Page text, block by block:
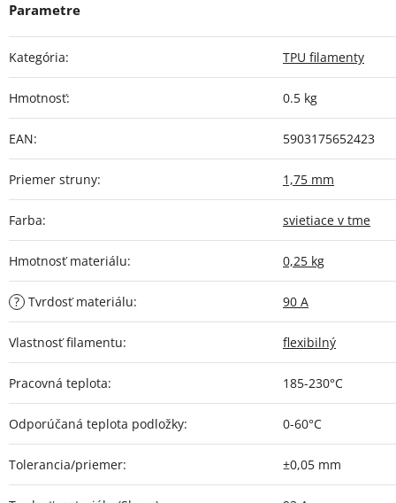
Kategória: TPU filamenty
Hmotnosť: 0.5 kg
EAN: 5903175652423
Priemer struny: 1,75 mm
Farba: svietiace v tme
Hmotnosť materiálu: 0,25 kg
? Tvrdosť materiálu: 90 A
Vlastnosť filamentu: flexibilný
Pracovná teplota: 185-230°C
Odporúčaná teplota podložky: 0-60°C
Tolerancia/priemer: ±0,05 mm